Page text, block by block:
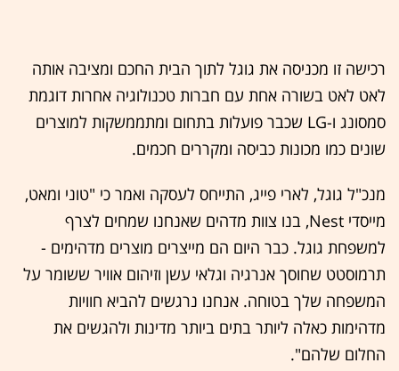
רכישה זו מכניסה את גוגל לתוך הבית החכם ומציבה אותה
לאט לאט בשורה אחת עם חברות טכנולוגיה אחרות דוגמת
סמסונג ו-LG שכבר פועלות בתחום ומתממשקות למוצרים
שונים כמו מכונות כביסה ומקררים חכמים.
מנכ"ל גוגל, לארי פייג, התייחס לעסקה ואמר כי "טוני ומאט,
מייסדי Nest, בנו צוות מדהים שאנחנו שמחים לצרף
למשפחת גוגל. כבר היום הם מייצרים מוצרים מדהימים -
תרמוסטט שחוסך אנרגיה וגלאי עשן וזיהום אוויר ששומר על
המשפחה שלך בטוחה. אנחנו נרגשים להביא חוויות
מדהימות כאלה ליותר בתים ביותר מדינות ולהגשים את
החלום שלהם".